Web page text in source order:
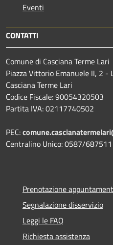
Eventi
CONTATTI
Comune di Casciana Terme Lari
Piazza Vittorio Emanuele II, 2 -
Casciana Terme Lari
Codice Fiscale: 90054320503
Partita IVA: 02117740502
PEC:
Centralino Unico: 0587/687511
Prenotazione
Segnalazione disservizio
Leggi le FAQ
Richiesta assistenza